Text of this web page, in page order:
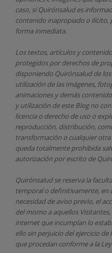
caso, si Quirónsaludes
contenido inapropiado o ilícito,
forma inmediata.
Los textos, artículos y
protegidos por derechos de
disponiendo Quirónsaludde
utilización de las imágenes,
animaciones y demás
y utilización de este Blog no
licencia o derecho de uso o
reproducción, distribución,
transformación o cualquier
queda totalmente prohibida
autorización por escrito de
Quirónsaludse reserva la
temporal o definitivamente, en
necesidad de aviso previo, el
del mismo a aquellos
internet que incumplan lo
ello sin perjuicio del ejercicio
que procedan conforme a la